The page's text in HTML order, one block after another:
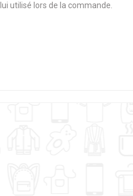
utilisé lors de la commande.